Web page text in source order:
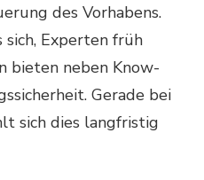
des Vorhabens.
Experten früh
bieten neben Know-
Gerade bei
sich dies langfristig